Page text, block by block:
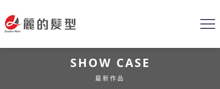
SHOW CASE
最新作品